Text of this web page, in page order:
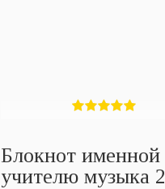
Блокнот именной
учителю музыка 2